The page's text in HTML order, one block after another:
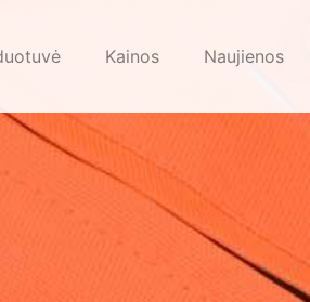
Kainos Naujienos